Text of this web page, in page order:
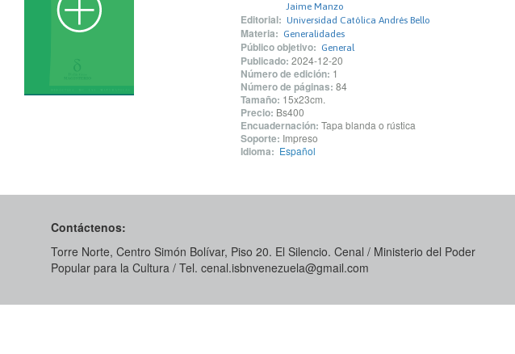
Jaime Manzo
Editorial: Universidad Católica Andrés Bello
Materia: Generalidades
Público objetivo: General
Publicado: 2024-12-20
Número de edición: 1
Número de páginas: 84
Tamaño: 15x23cm.
Precio: Bs400
Encuadernación: Tapa blanda o rústica
Soporte: Impreso
Idioma: Español
Contáctenos:
Torre Norte, Centro Simón Bolívar, Piso 20. El Silencio. Cenal / Ministerio del Poder
Popular para la Cultura / Tel. cenal.isbnvenezuela@gmail.com